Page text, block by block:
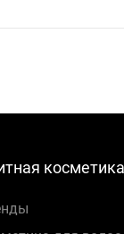
косметика